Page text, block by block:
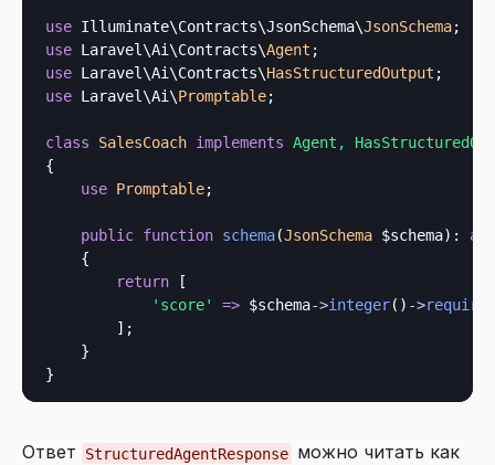
use Illuminate\Contracts\JsonSchema\JsonSchema
use Laravel\Ai\Contracts\Agent
use Laravel\Ai\Contracts\HasStructuredOutput
use Laravel\Ai\Promptable;
class SalesCoach implements
{
use Promptable;
public function schema(JsonSchema $schema):
    {
return [
'score'
=> $schema->integer() ->required
        ];
    }
Ответ StructuredAgentResponse можно читать как